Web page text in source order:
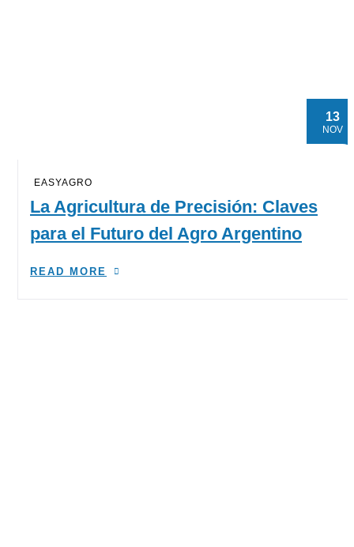
13
NOV
EASYAGRO
La Agricultura de Precisión: Claves
para el Futuro del Agro Argentino
READ MORE